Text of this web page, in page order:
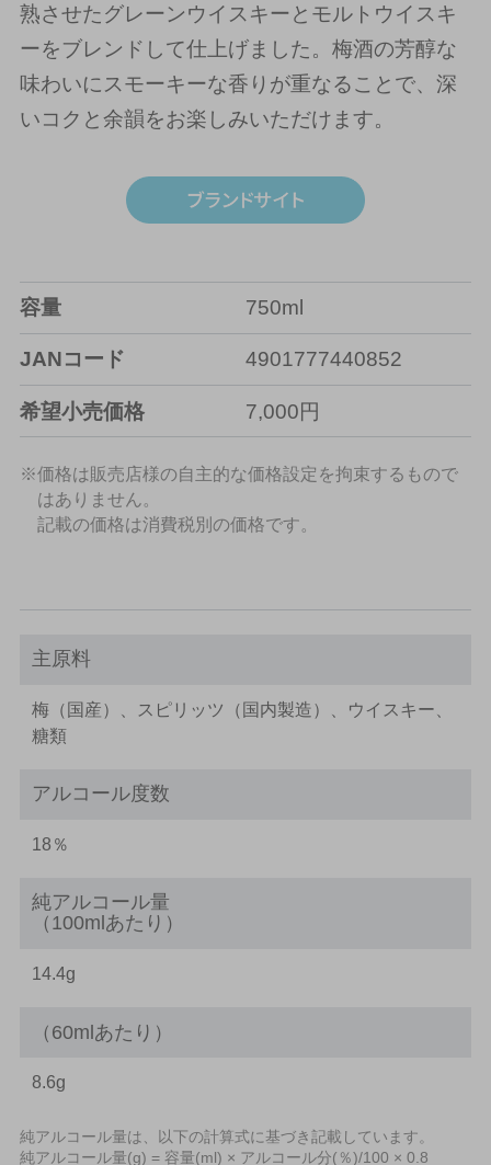
熟させたグレーンウイスキーとモルトウイスキ
ーをブレンドして仕上げました。梅酒の芳醇な
味わいにスモーキーな香りが重なることで、深
いコクと余韻をお楽しみいただけます。
容量 750ml
JANコード 4901777440852
希望小売価格 7,000円
※価格は販売店様の自主的な価格設定を拘束するもので
はありません。
記載の価格は消費税別の価格です。
主原料
梅（国産）、スピリッツ（国内製造）、ウイスキー、
糖類
アルコール度数
18％
純アルコール量
（100mlあたり）
14.4g
（60mlあたり）
8.6g
純アルコール量は、以下の計算式に基づき記載しています。
純アルコール量(g) = 容量(ml) × アルコール分(％)/100 × 0.8